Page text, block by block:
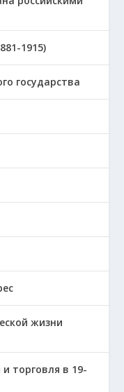
1915)
государства
жизни
торговля в 19-